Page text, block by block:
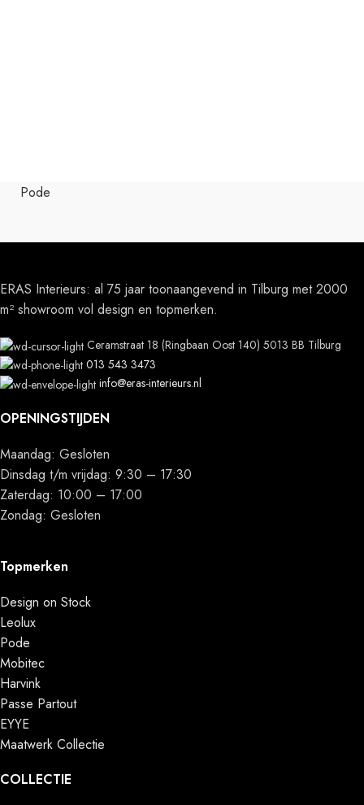
Pode
ERAS Interieurs: al 75 jaar toonaangevend in Tilburg met 2000
m² showroom vol design en topmerken.
Ceramstraat 18 (Ringbaan Oost 140) 5013 BB Tilburg
013 543 3473
info@eras-interieurs.nl
OPENINGSTIJDEN
Maandag: Gesloten
Dinsdag t/m vrijdag: 9:30 – 17:30
Zaterdag: 10:00 – 17:00
Zondag: Gesloten
Topmerken
Design on Stock
Leolux
Pode
Mobitec
Harvink
Passe Partout
EYYE
Maatwerk Collectie
COLLECTIE